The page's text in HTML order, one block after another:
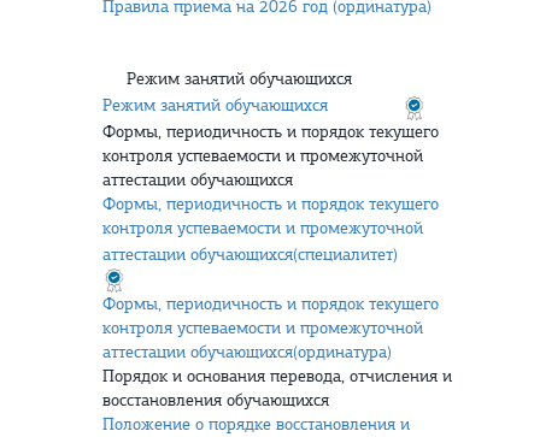
Правила приема на 2026 год (ординатура)
Режим занятий обучающихся
Режим занятий обучающихся
Формы, периодичность и порядок текущего
контроля успеваемости и промежуточной
аттестации обучающихся
Формы, периодичность и порядок текущего
контроля успеваемости и промежуточной
аттестации обучающихся(специалитет)
Формы, периодичность и порядок текущего
контроля успеваемости и промежуточной
аттестации обучающихся(ординатура)
Порядок и основания перевода, отчисления и
восстановления обучающихся
Положение о порядке восстановления и